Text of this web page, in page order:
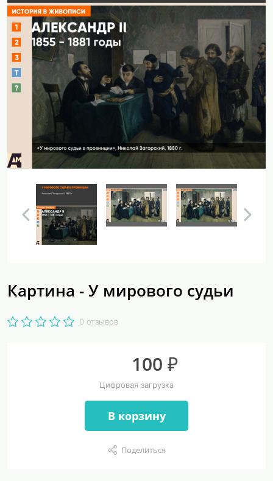
Картина - У мирового судьи
0 отзывов
100 ₽
Цифровая загрузка
В корзину
Поделиться